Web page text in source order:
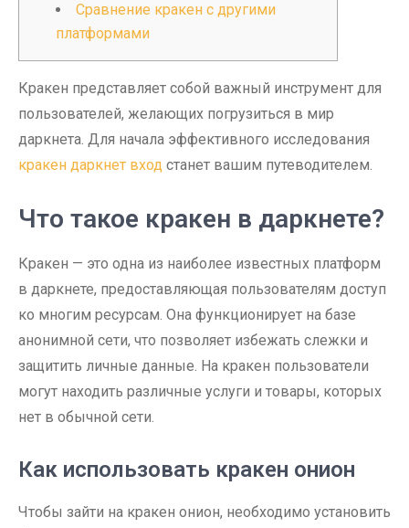
Сравнение кракен с другими
платформами
Кракен представляет собой важный инструмент для
пользователей, желающих погрузиться в мир
даркнета. Для начала эффективного исследования
кракен даркнет вход станет вашим путеводителем.
Что такое кракен в даркнете?
Кракен — это одна из наиболее известных платформ
в даркнете, предоставляющая пользователям доступ
ко многим ресурсам. Она функционирует на базе
анонимной сети, что позволяет избежать слежки и
защитить личные данные. На кракен пользователи
могут находить различные услуги и товары, которых
нет в обычной сети.
Как использовать кракен онион
Чтобы зайти на кракен онион, необходимо установить